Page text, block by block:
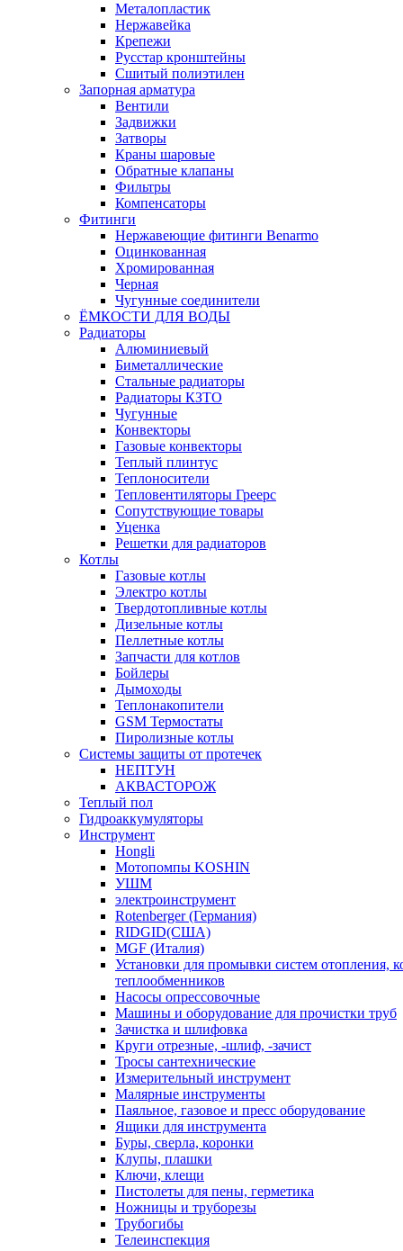
Металопластик
Нержавейка
Крепежи
Русстар кронштейны
Сшитый полиэтилен
Запорная арматура
Вентили
Задвижки
Затворы
Краны шаровые
Обратные клапаны
Фильтры
Компенсаторы
Фитинги
Нержавеющие фитинги Benarmo
Оцинкованная
Хромированная
Черная
Чугунные соединители
ЁМКОСТИ ДЛЯ ВОДЫ
Радиаторы
Алюминиевый
Биметаллические
Стальные радиаторы
Радиаторы КЗТО
Чугунные
Конвекторы
Газовые конвекторы
Теплый плинтус
Теплоносители
Тепловентиляторы Греерс
Сопутствующие товары
Уценка
Решетки для радиаторов
Котлы
Газовые котлы
Электро котлы
Твердотопливные котлы
Дизельные котлы
Пеллетные котлы
Запчасти для котлов
Бойлеры
Дымоходы
Теплонакопители
GSM Термостаты
Пиролизные котлы
Системы защиты от протечек
НЕПТУН
АКВАСТОРОЖ
Теплый пол
Гидроаккумуляторы
Инструмент
Hongli
Мотопомпы KOSHIN
УШМ
электроинструмент
Rotenberger (Германия)
RIDGID(США)
MGF (Италия)
Установки для промывки систем отопления,
теплообменников
Насосы опрессовочные
Машины и оборудование для прочистки труб
Зачистка и шлифовка
Круги отрезные, -шлиф, -зачист
Тросы сантехнические
Измерительный инструмент
Малярные инструменты
Паяльное, газовое и пресс оборудование
Ящики для инструмента
Буры, сверла, коронки
Клупы, плашки
Ключи, клещи
Пистолеты для пены, герметика
Ножницы и труборезы
Трубогибы
Телеинспекция